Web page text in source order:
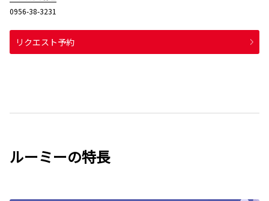
0956-38-3231
リクエスト予約
ルーミーの特長